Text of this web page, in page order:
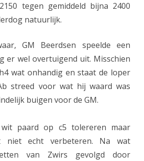
A
s
e
n
c
h
tegen gemiddeld bijna 2400
natuurlijk.
GM Beerdsen speelde een
er wel overtuigend uit. Misschien
wat onhandig en staat de loper
streed voor wat hij waard was
buigen voor de GM.
paard op c5 tolereren maar
niet echt verbeteren. Na wat
van Zwirs gevolgd door